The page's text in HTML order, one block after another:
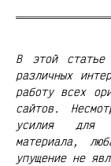
В этой статье
различных
работу всех
сайтов.
усилия для
материала,
упущение не